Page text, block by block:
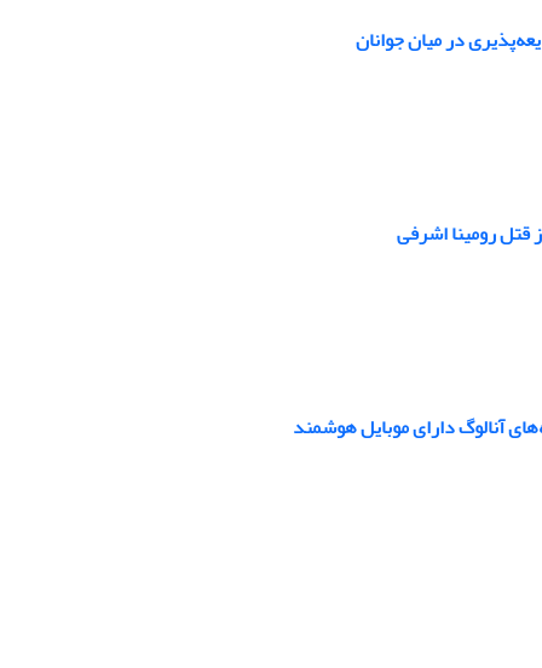
در میان جوانان
قتل رومینا اشرفی
آنالوگ دارای موبایل هوشمند